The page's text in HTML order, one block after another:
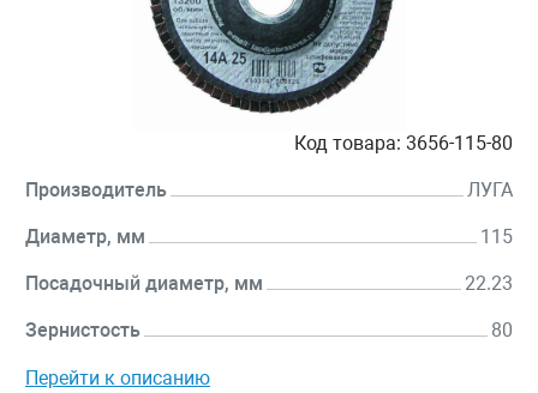
Код товара: 3656-115-80
Производитель ЛУГА
Диаметр, мм 115
Посадочный диаметр, мм 22.23
Зернистость 80
Перейти к описанию